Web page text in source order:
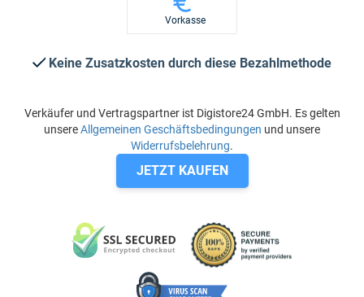
Vorkasse
Keine Zusatzkosten durch diese Bezahlmethode
Verkäufer und Vertragspartner ist Digistore24 GmbH. Es gelten
unsereAllgemeinen Geschäftsbedingungen und unsere
Widerrufsbelehrung.
JETZT KAUFEN